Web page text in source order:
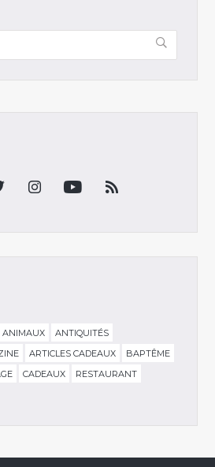
ANIMAUX
ANTIQUITÉS
ARTICLES CADEAUX
BAPTÊME
CADEAUX
RESTAURANT